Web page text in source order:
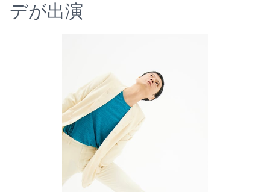
デが出演